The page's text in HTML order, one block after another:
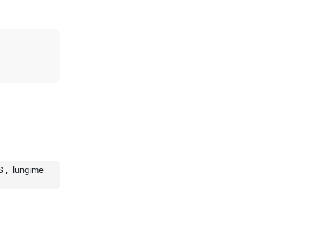
lungime